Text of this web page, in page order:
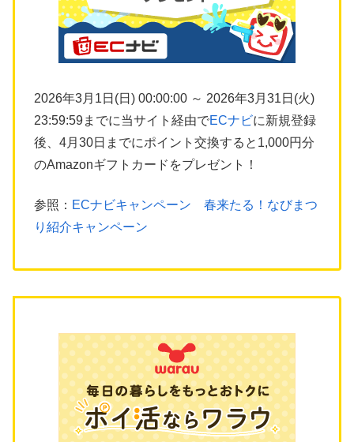
2026年3月1日(日) 00:00:00 ～ 2026年3月31日(火)
23:59:59までに当サイト経由でECナビに新規登録
後、4月30日までにポイント交換すると1,000円分
のAmazonギフトカードをプレゼント！
参照： ECナビキャンペーン 春来たる！なびまつ
り紹介キャンペーン